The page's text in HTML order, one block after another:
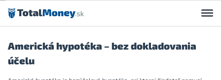
Preskočiť na obsah
Americká hypotéka – bez dokladovania
účelu